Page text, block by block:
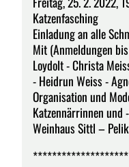
Katzenfasching
Einladung an alle
Mit (Anmeldungen
Loydolt - Christa
- Heidrun Weiss -
Organisation und
Katzennärrinnen und
Weinhaus Sittl –
********************